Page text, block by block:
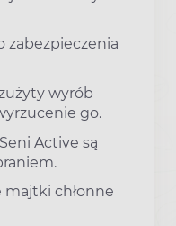
zabezpieczenia
wyrób
go.
Active są
majtki chłonne